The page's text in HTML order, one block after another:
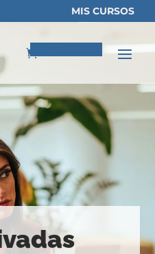
MIS CURSOS
Elementos 0